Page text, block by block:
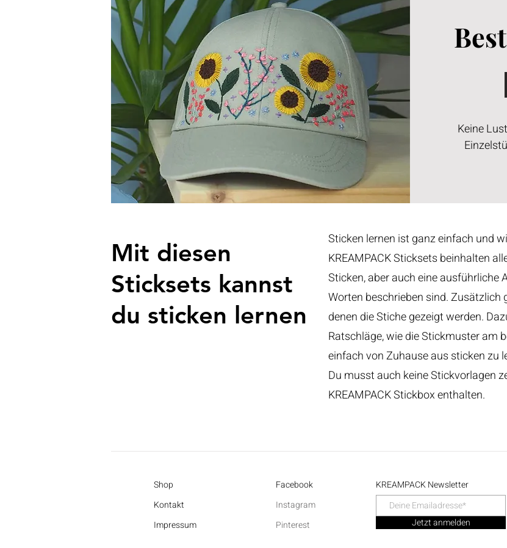
Keine
Mit diesen
Sticksets kannst
du sticken lernen
Sticken lernen ist ganz einfach und
KREAMPACK Sticksets beinhalten
Sticken, aber auch eine ausführliche
Worten beschrieben sind. Zusätzlich
denen die Stiche gezeigt werden.
Ratschläge, wie die Stickmuster am
einfach von Zuhause aus sticken zu
Du musst auch keine Stickvorlagen
KREAMPACK Stickbox enthalten.
Shop
Kontakt
Impressum
Facebook
Instagram
Pinterest
KREAMPACK Newsletter
Jetzt anmelden